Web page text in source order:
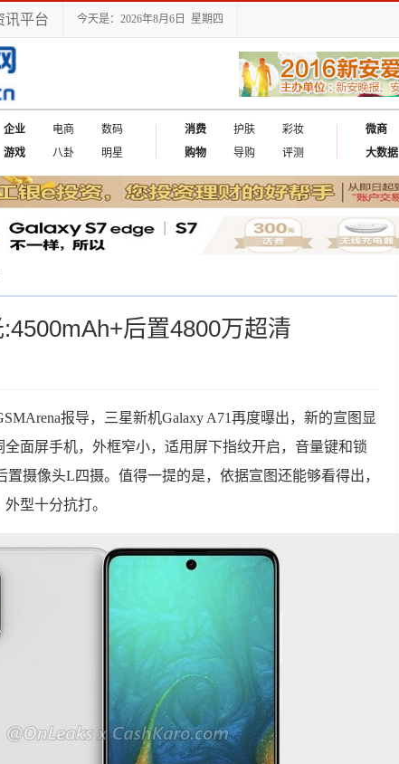
讯平台 今天是：2026年8月6日 星期四
企业 电商
数码
游戏
八卦 明星
消费 护肤
彩妆
购物
导购 评测
微商
大数据
出国
后置4800万超清
报导，三星新机Galaxy A71再度曝出，新的宣图显
全面屏手机，外框窄小，适用屏下指纹开启，音量键和锁
摄像头L四摄。值得一提的是，依据宣图还能够看得出，
型十分抗打。